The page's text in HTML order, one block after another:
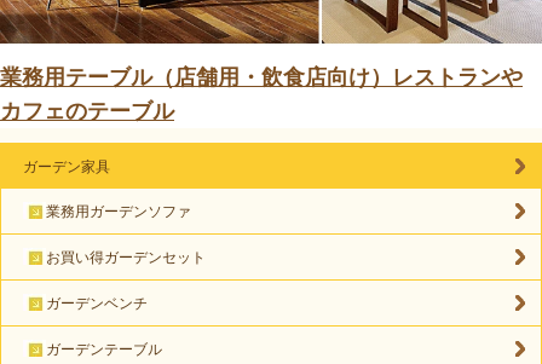
業務用テーブル（店舗用・飲食店向け）レストランや
カフェのテーブル
ガーデン家具
業務用ガーデンソファ
お買い得ガーデンセット
ガーデンベンチ
ガーデンテーブル